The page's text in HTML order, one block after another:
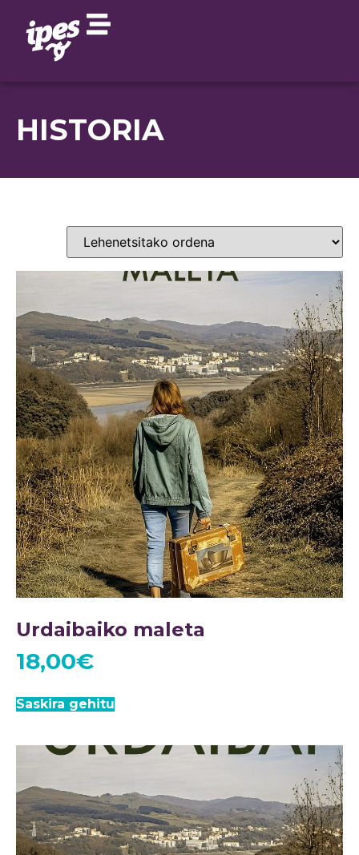
HISTORIA
Urdaibaiko maleta
18,00€
Saskira gehitu